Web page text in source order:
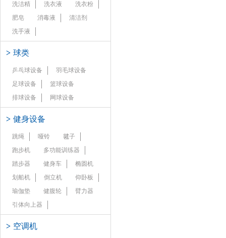
洗洁精 洗衣液
洗衣粉
肥皂
消毒液
清洁剂
洗手液
> 球类
乒乓球设备
羽毛球设备
足球设备
篮球设备
排球设备
网球设备
> 健身设备
跳绳 哑铃
毽子
跑步机
多功能训练器
踏步器
健身车
椭圆机
划船机
倒立机
仰卧板
瑜伽垫
健腹轮
臂力器
引体向上器
> 空调机